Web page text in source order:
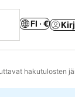
FI · €
hakutulosten